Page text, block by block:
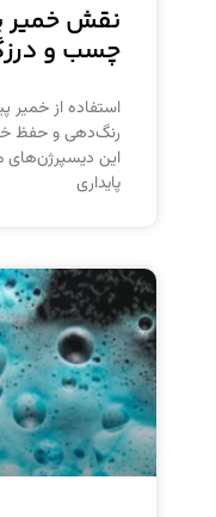
نقش خمیر
چسب و
استفاده از
رنگ‌دهی و حفظ
این دیسپرژن‌های
پایداری